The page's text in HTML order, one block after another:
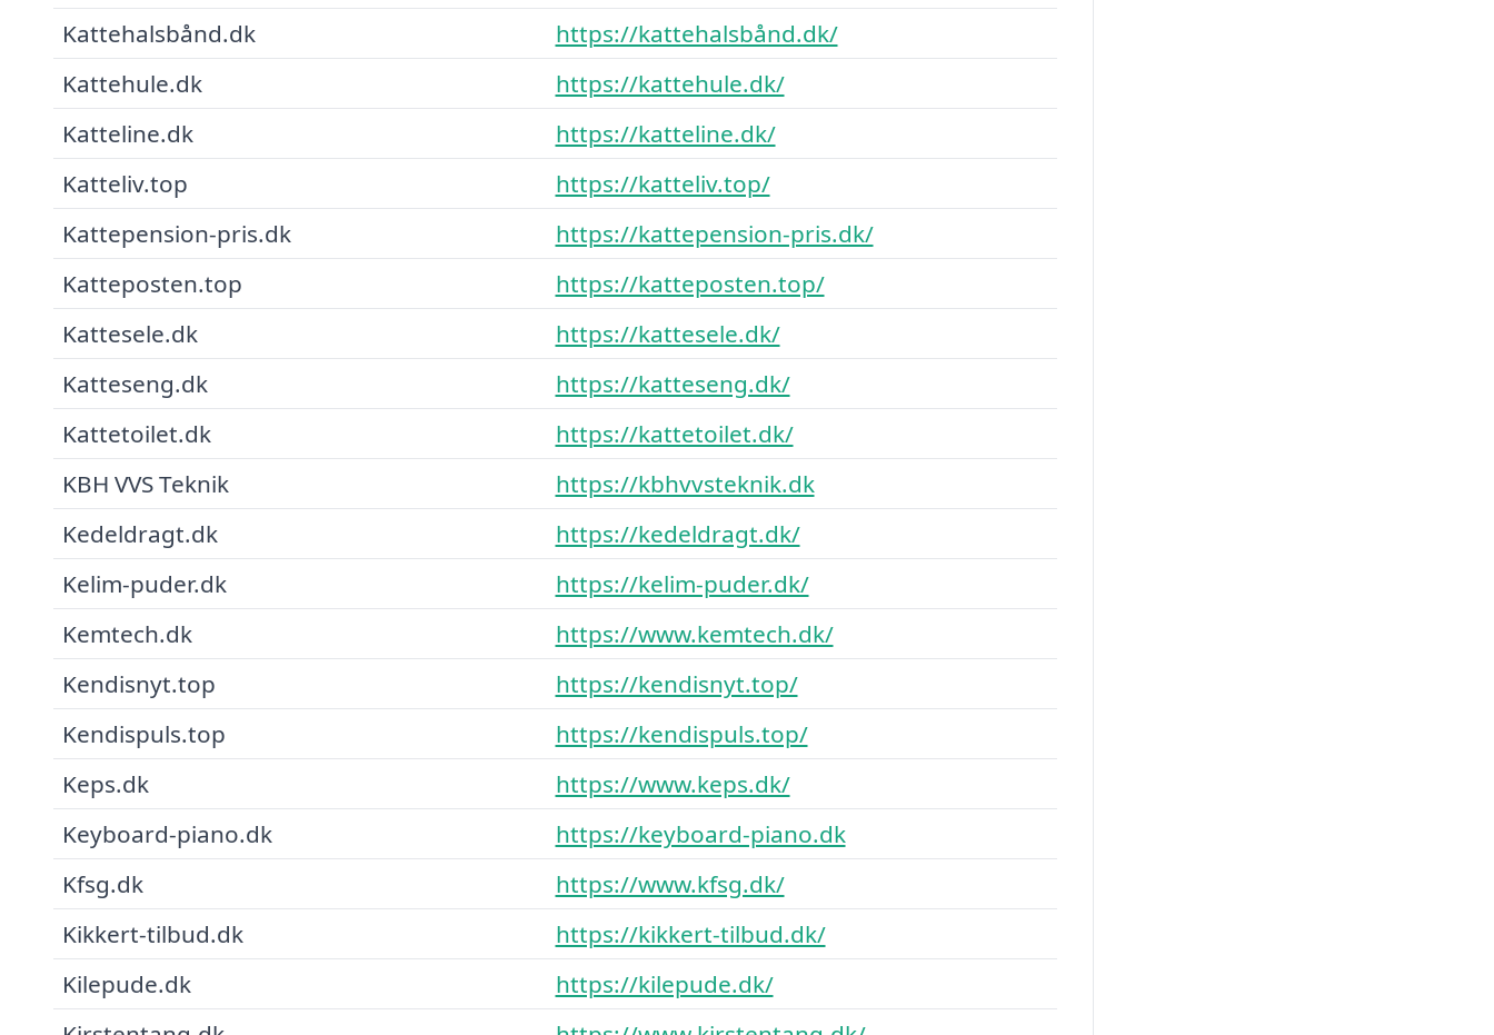
Kattehalsbånd.dk
https://kattehalsbånd.dk/
Kattehule.dk
https://kattehule.dk/
Katteline.dk
https://katteline.dk/
Katteliv.top
https://katteliv.top/
Kattepension-pris.dk
https://kattepension-pris.dk/
Katteposten.top
https://katteposten.top/
Kattesele.dk
https://kattesele.dk/
Katteseng.dk
https://katteseng.dk/
Kattetoilet.dk
https://kattetoilet.dk/
KBH VVS Teknik
https://kbhvvsteknik.dk
Kedeldragt.dk
https://kedeldragt.dk/
Kelim-puder.dk
https://kelim-puder.dk/
Kemtech.dk
https://www.kemtech.dk/
Kendisnyt.top
https://kendisnyt.top/
Kendispuls.top
https://kendispuls.top/
Keps.dk
https://www.keps.dk/
Keyboard-piano.dk
https://keyboard-piano.dk
Kfsg.dk
https://www.kfsg.dk/
Kikkert-tilbud.dk
https://kikkert-tilbud.dk/
Kilepude.dk
https://kilepude.dk/